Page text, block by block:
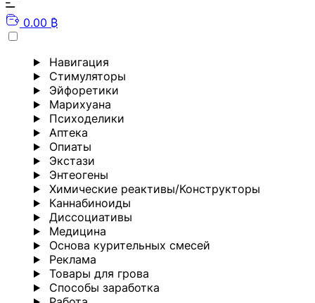
0.00 ₿
Навигация
Стимуляторы
Эйфоретики
Марихуана
Психоделики
Аптека
Опиаты
Экстази
Энтеогены
Химические реактивы/Конструкторы
Каннабиноиды
Диссоциативы
Медицина
Основа курительных смесей
Реклама
Товары для грова
Способы заработка